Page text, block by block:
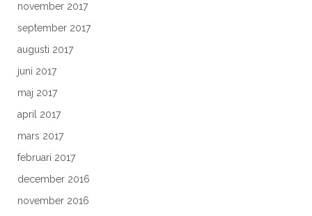
november 2017
september 2017
augusti 2017
juni 2017
maj 2017
april 2017
mars 2017
februari 2017
december 2016
november 2016